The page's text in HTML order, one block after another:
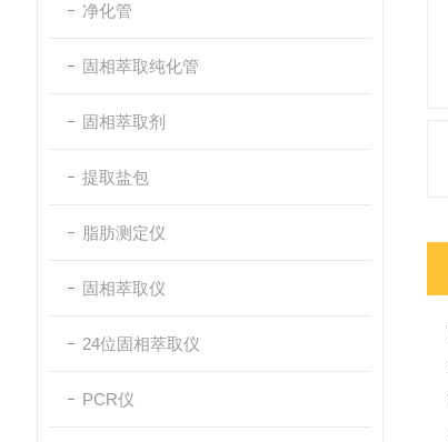
净化管
固相萃取纯化管
固相萃取剂
提取盐包
脂肪测定仪
固相萃取仪
24位固相萃取仪
PCR仪